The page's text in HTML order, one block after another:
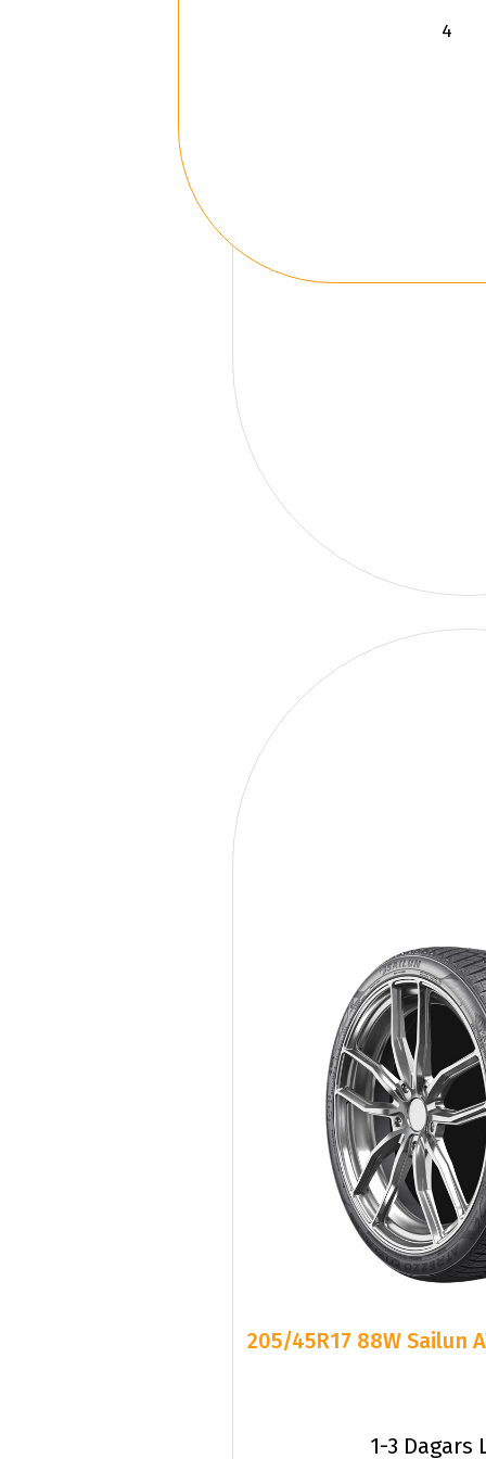
205/45R17 88W Sailun
1-3 Dagars